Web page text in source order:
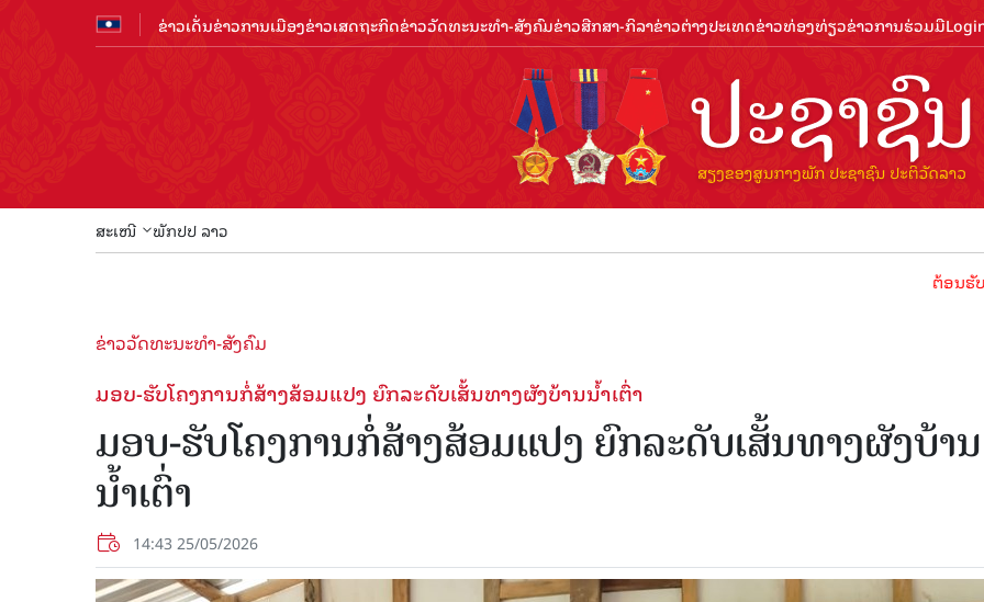
ຂ່າວເດັ່ນຂ່າວການເມືອງຂ່າວເສດຖະກິດຂ່າວວັດທະນະທຳ-ສັງຄົມຂ່າວສືກສາ-ກິລາຂ່າວຕ່າງປະເທດຂ່າວທ່ອງທ່ຽວຂ່າວການຮ່ວມມື
ສະເໜີ ພັກປປ ລາວ
ຕ້ອນຮັບປີທ່ອງທ່ຽ
ຂ່າວວັດທະນະທຳ-ສັງຄົມ
ມອບ-ຮັບໂຄງການກໍ່ສ້າງສ້ອມແປງ ຍົກລະດັບເສັ້ນທາງຜັງບ້ານນໍ້າເຕົ່າ
ມອບ-ຮັບໂຄງການກໍ່ສ້າງສ້ອມແປງ ຍົກລະດັບເສັ້ນທາງຜັງບ້ານ
ນໍ້າເຕົ່າ
14:43 25/05/2026